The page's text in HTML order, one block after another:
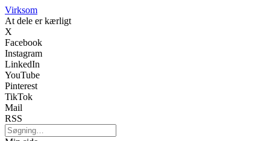
Virksom
At dele er kærligt
X
Facebook
Instagram
LinkedIn
YouTube
Pinterest
TikTok
Mail
RSS